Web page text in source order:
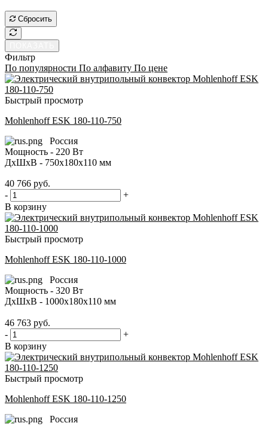
Сбросить
Фильтр
По популярности По алфавиту По цене
Быстрый просмотр
Mohlenhoff ESK 180-110-750
Россия
Мощность - 220 Вт
ДxШxВ - 750x180x110 мм
40 766 руб.
-
+
В корзину
Быстрый просмотр
Mohlenhoff ESK 180-110-1000
Россия
Мощность - 320 Вт
ДxШxВ - 1000x180x110 мм
46 763 руб.
-
+
В корзину
Быстрый просмотр
Mohlenhoff ESK 180-110-1250
Россия